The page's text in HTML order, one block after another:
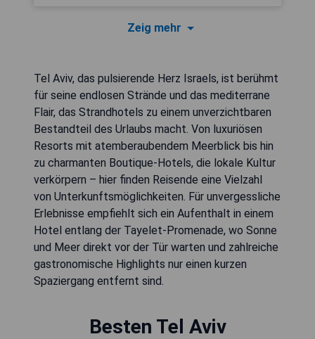
Zeig mehr
Tel Aviv, das pulsierende Herz Israels, ist berühmt
für seine endlosen Strände und das mediterrane
Flair, das Strandhotels zu einem unverzichtbaren
Bestandteil des Urlaubs macht. Von luxuriösen
Resorts mit atemberaubendem Meerblick bis hin
zu charmanten Boutique-Hotels, die lokale Kultur
verkörpern – hier finden Reisende eine Vielzahl
von Unterkunftsmöglichkeiten. Für unvergessliche
Erlebnisse empfiehlt sich ein Aufenthalt in einem
Hotel entlang der Tayelet-Promenade, wo Sonne
und Meer direkt vor der Tür warten und zahlreiche
gastronomische Highlights nur einen kurzen
Spaziergang entfernt sind.
Besten Tel Aviv